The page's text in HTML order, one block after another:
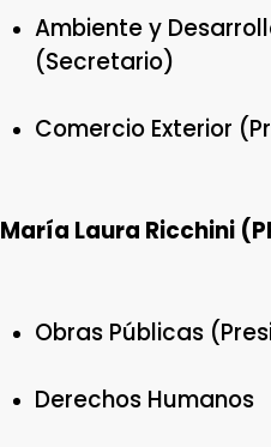
Ambiente y
(Secretario)
Comercio Exterior
María Laura Ricchini
Obras Públicas
Derechos Humanos